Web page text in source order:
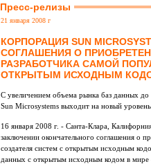
Пресс-релизы
21 января 2008 г
КОРПОРАЦИЯ SUN
СОГЛАШЕНИЯ О
РАЗРАБОТЧИКА САМОЙ
ОТКРЫТЫМ ИСХОДНЫМ
С увеличением объема рынка баз данных до
Sun Microsystems выходит на новый уровень
16 января 2008 г. - Санта-Клара,
заключении окончательного соглашения о
создателя систем с открытым исходным
данных с открытым исходным кодом в